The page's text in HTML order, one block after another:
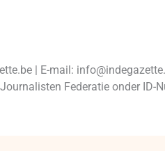
| E-mail:
Federatie onder ID-